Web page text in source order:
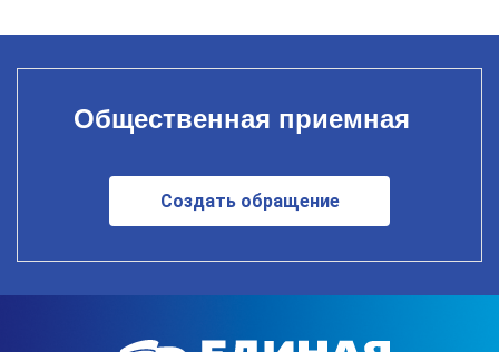
Общественная приемная
Создать обращение